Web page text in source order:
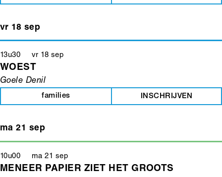
vr 18 sep
13u30 vr 18 sep
WOEST
Goele Denil
families INSCHRIJVEN
ma 21 sep
10u00 ma 21 sep
MENEER PAPIER ZIET HET GROOTS